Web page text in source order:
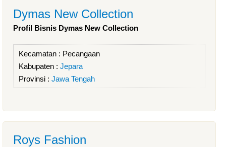
Dymas New Collection
Profil Bisnis Dymas New Collection
Kecamatan : Pecangaan
Kabupaten : Jepara
Provinsi : Jawa Tengah
Roys Fashion